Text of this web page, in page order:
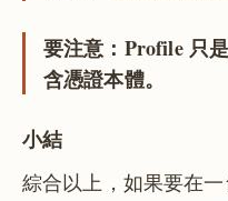
要注意：Profile 只
含憑證本體。
小結
綜合以上，如果要在